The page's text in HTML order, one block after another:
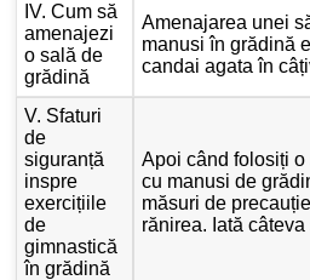
IV. Cum să
amenajezi
o sală de
grădină
Amenajarea unei
manusi în grădină
candai agata în
V. Sfaturi
de
siguranță
inspre
exercițiile
de
gimnastică
în grădină
Apoi când folosiți o
cu manusi de
măsuri de
rănirea. Iată